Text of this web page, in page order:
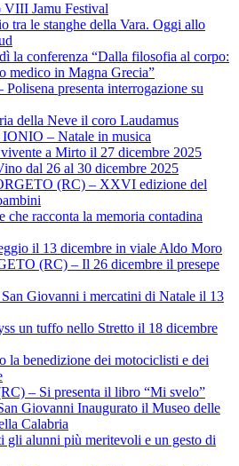
Jamu Festival
tra le stanghe della Vara. Oggi allo
la conferenza “Dalla filosofia al corpo:
medico in Magna Grecia”
presenta interrogazione su
della Neve il coro Laudamus
– Natale in musica
a Mirto il 27 dicembre 2025
dal 26 al 30 dicembre 2025
(RC) – XXVI edizione del
che racconta la memoria contadina
il 13 dicembre in viale Aldo Moro
(RC) – Il 26 dicembre il presepe
Giovanni i mercatini di Natale il 13
un tuffo nello Stretto il 18 dicembre
benedizione dei motociclisti e dei
– Si presenta il libro “Mi svelo”
Giovanni Inaugurato il Museo delle
Calabria
gli alunni più meritevoli e un gesto di